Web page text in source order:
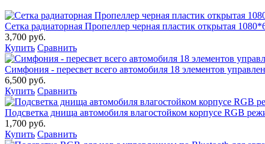
Сетка радиаторная Пропеллер черная пластик открытая
3,700 руб.
Купить Сравнить
Симфония - пересвет всего автомобиля 18 элементов
6,500 руб.
Купить Сравнить
Подсветка днища автомобиля влагостойком корпусе RGB
1,700 руб.
Купить Сравнить